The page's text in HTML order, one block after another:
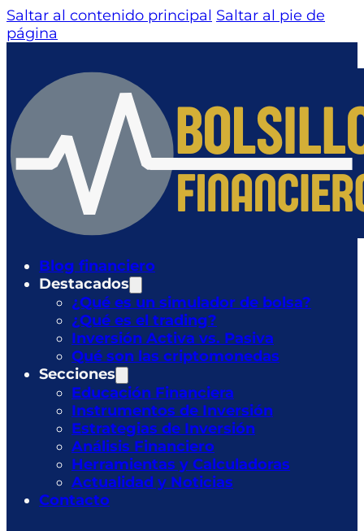
Saltar al contenido principal Saltar al pie de
página
Blog financiero
Destacados
¿Qué es un simulador de bolsa?
¿Qué es el trading?
Inversión Activa vs. Pasiva
Qué son las criptomonedas
Secciones
Educación Financiera
Instrumentos de Inversión
Estrategias de Inversión
Análisis Financiero
Herramientas y Calculadoras
Actualidad y Noticias
Contacto